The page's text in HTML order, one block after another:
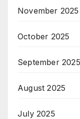
November 2025
October 2025
September 2025
August 2025
July 2025